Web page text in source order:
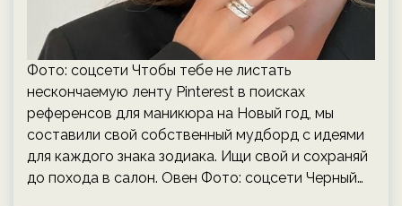
Фото: соцсети Чтобы тебе не листать
нескончаемую ленту Pinterest в поисках
референсов для маникюра на Новый год, мы
составили свой собственный мудборд с идеями
для каждого знака зодиака. Ищи свой и сохраняй
до похода в салон. Овен Фото: соцсети Черный…